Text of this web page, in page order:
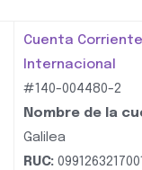
Cuenta
Internacional
#140-004480-2
Nombre de la
Galilea
RUC: